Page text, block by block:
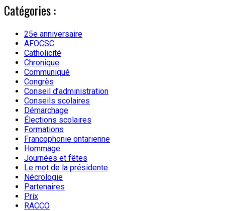
Catégories :
25e anniversaire
AFOCSC
Catholicité
Chronique
Communiqué
Congrès
Conseil d’administration
Conseils scolaires
Démarchage
Élections scolaires
Formations
Francophonie ontarienne
Hommage
Journées et fêtes
Le mot de la présidente
Nécrologie
Partenaires
Prix
RACCO